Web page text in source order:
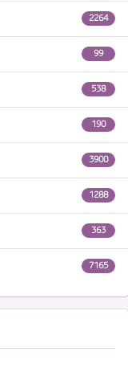
2264
99
538
190
3900
1288
363
7165